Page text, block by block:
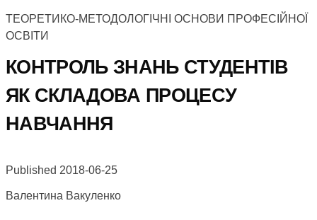
ТЕОРЕТИКО-МЕТОДОЛОГІЧНІ ОСНОВИ ПРОФЕСІЙНОЇ
ОСВІТИ
КОНТРОЛЬ ЗНАНЬ СТУДЕНТІВ
ЯК СКЛАДОВА ПРОЦЕСУ
НАВЧАННЯ
Published 2018-06-25
Валентина Вакуленко